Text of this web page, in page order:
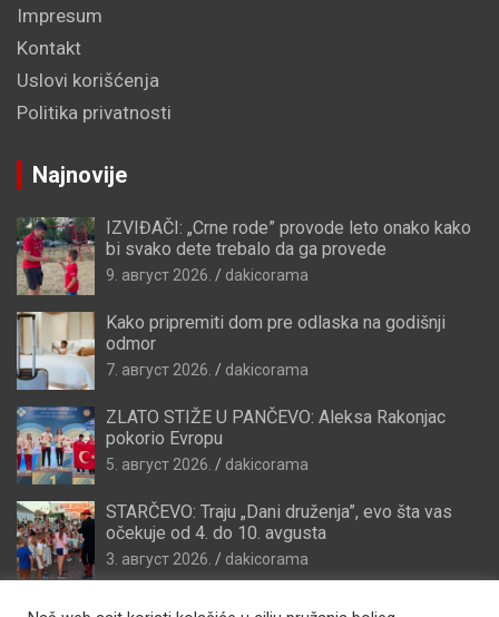
Impresum
Kontakt
Uslovi korišćenja
Politika privatnosti
Najnovije
IZVIĐAČI: „Crne rode” provode leto onako kako
bi svako dete trebalo da ga provede
9. август 2026. dakicorama
Kako pripremiti dom pre odlaska na godišnji
odmor
7. август 2026. dakicorama
ZLATO STIŽE U PANČEVO: Aleksa Rakonjac
pokorio Evropu
5. август 2026. dakicorama
STARČEVO: Traju „Dani druženja”, evo šta vas
očekuje od 4. do 10. avgusta
3. август 2026. dakicorama